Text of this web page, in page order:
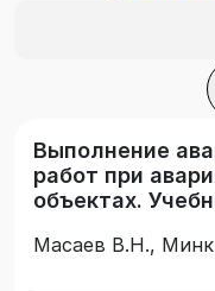
Выполнение
работ при
объектах.
Масаев В.Н.,